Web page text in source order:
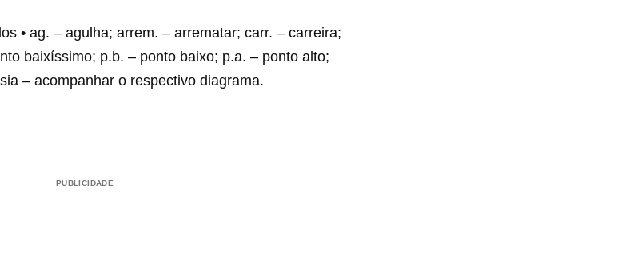
• ag. – agulha; arrem. – arrematar; carr. – carreira;
baixíssimo; p.b. – ponto baixo; p.a. – ponto alto;
– acompanhar o respectivo diagrama.
PUBLICIDADE